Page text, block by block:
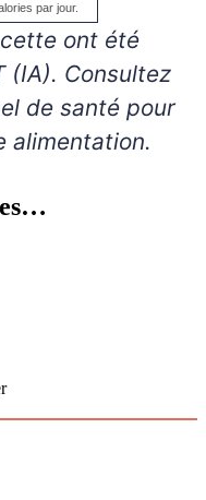
par jour.
(IA). Consultez
de santé pour
alimentation.